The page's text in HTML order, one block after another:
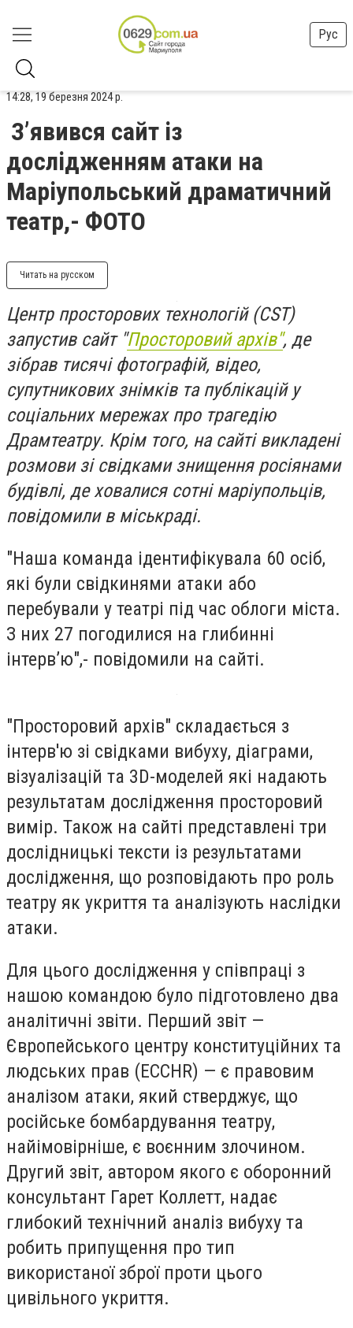
Рус
14:28, 19 березня 2024 р.
Зʼявився сайт із
дослідженням атаки на
Маріупольський драматичний
театр,- ФОТО
Читать на русском
Центр просторових технологій (CST)
запустив сайт "Просторовий архів", де
зібрав тисячі фотографій, відео,
супутникових знімків та публікацій у
соціальних мережах про трагедію
Драмтеатру. Крім того, на сайті викладені
розмови зі свідками знищення росіянами
будівлі, де ховалися сотні маріупольців,
повідомили в міськраді.
"Наша команда ідентифікувала 60 осіб,
які були свідкинями атаки або
перебували у театрі під час облоги міста.
З них 27 погодилися на глибинні
інтервʼю",- повідомили на сайті.
"Просторовий архів" складається з
інтерв'ю зі свідками вибуху, діаграми,
візуалізацій та 3D-моделей які надають
результатам дослідження просторовий
вимір. Також на сайті представлені три
дослідницькі тексти із результатами
дослідження, що розповідають про роль
театру як укриття та аналізують наслідки
атаки.
Для цього дослідження у співпраці з
нашою командою було підготовлено два
аналітичні звіти. Перший звіт —
Європейського центру конституційних та
людських прав (ECCHR) — є правовим
аналізом атаки, який стверджує, що
російське бомбардування театру,
найімовірніше, є воєнним злочином.
Другий звіт, автором якого є оборонний
консультант Гарет Коллетт, надає
глибокий технічний аналіз вибуху та
робить припущення про тип
використаної зброї проти цього
цивільного укриття.